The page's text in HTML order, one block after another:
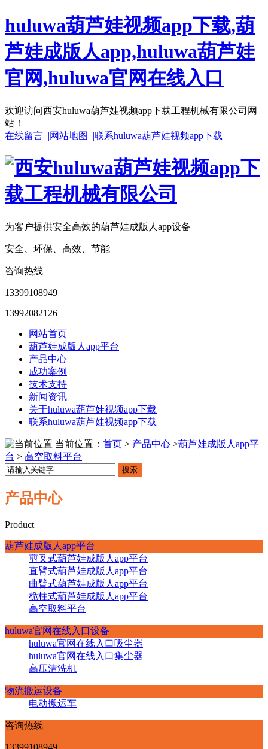
huluwa葫芦娃视频app下载,葫
芦娃成版人app,huluwa葫芦娃
官网,huluwa官网在线入口
欢迎访问西安huluwa葫芦娃视频app下载工程机械有限公司网
站！
在线留言 |网站地图 |联系huluwa葫芦娃视频app下载
为客户提供安全高效的葫芦娃成版人app设备
安全、环保、高效、节能
咨询热线
13399108949
13992082126
网站首页
葫芦娃成版人app平台
产品中心
成功案例
技术支持
新闻资讯
关于huluwa葫芦娃视频app下载
联系huluwa葫芦娃视频app下载
当前位置： 首页 > 产品中心 >葫芦娃成版人app平
台 > 高空取料平台
搜索
产品中心
Product
葫芦娃成版人app平台
剪叉式葫芦娃成版人app平台
直臂式葫芦娃成版人app平台
曲臂式葫芦娃成版人app平台
桅柱式葫芦娃成版人app平台
高空取料平台
huluwa官网在线入口设备
huluwa官网在线入口吸尘器
huluwa官网在线入口集尘器
高压清洗机
物流搬运设备
电动搬运车
咨询热线
13399108949